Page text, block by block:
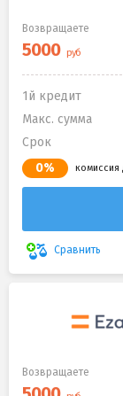
Возвращаете
1й кредит
Макс. сумма
Срок
0% комиссия
Сравнить
Возвращаете